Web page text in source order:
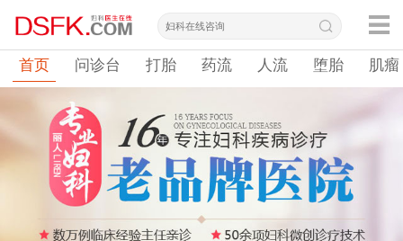
首页 问诊台 打胎 药流 人流 堕胎 肌瘤